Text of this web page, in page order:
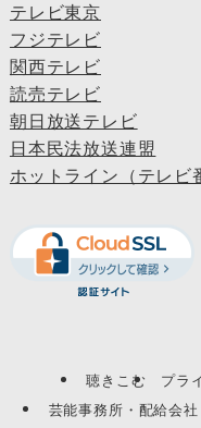
テレビ東京
フジテレビ
関西テレビ
読売テレビ
朝日放送テレビ
日本民法放送連盟
ホットライン（テレビ
聴きこむ プラ
芸能事務所・配給会